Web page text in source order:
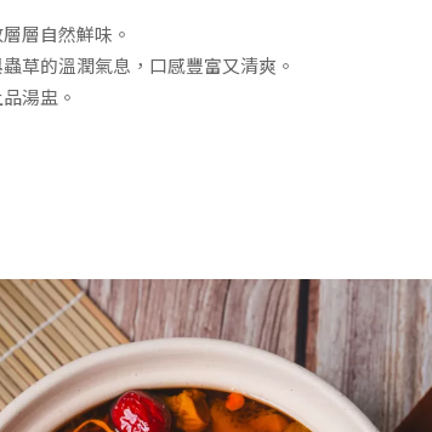
層自然鮮味。
草的溫潤氣息，口感豐富又清爽。
湯盅。